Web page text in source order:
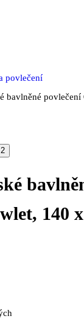
povlečení
bavlněné
140